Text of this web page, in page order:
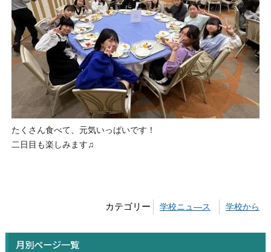
たくさん食べて、元気いっぱいです！
二日目も楽しみます♫
カテゴリー 学校ニュ―ス 学校から
月別ページ一覧